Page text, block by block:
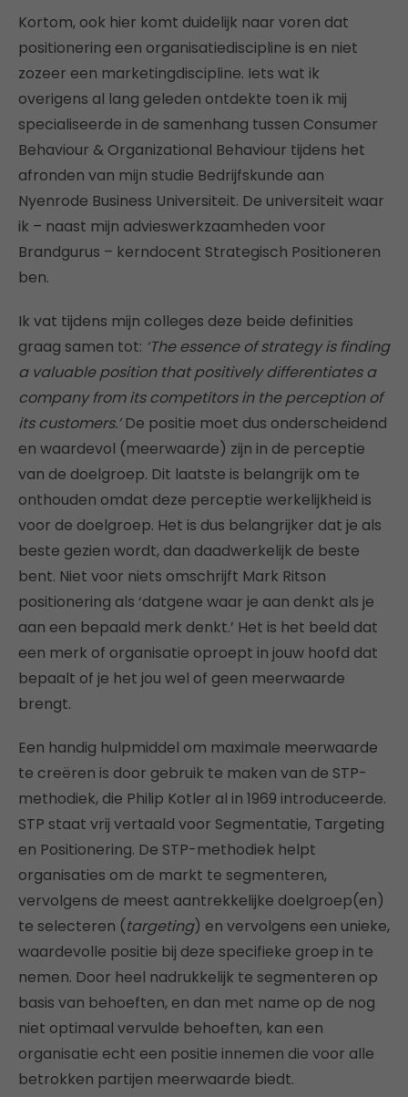
Kortom, ook hier komt duidelijk naar voren dat
positionering een organisatiediscipline is en niet
zozeer een marketingdiscipline. Iets wat ik
overigens al lang geleden ontdekte toen ik mij
specialiseerde in de samenhang tussen Consumer
Behaviour & Organizational Behaviour tijdens het
afronden van mijn studie Bedrijfskunde aan
Nyenrode Business Universiteit. De universiteit waar
ik – naast mijn advieswerkzaamheden voor
Brandgurus – kerndocent Strategisch Positioneren
ben.
Ik vat tijdens mijn colleges deze beide definities
graag samen tot: ‘The essence of strategy is finding
a valuable position that positively differentiates a
company from its competitors in the perception of
its customers.’De positie moet dus onderscheidend
en waardevol (meerwaarde) zijn in de perceptie
van de doelgroep. Dit laatste is belangrijk om te
onthouden omdat deze perceptie werkelijkheid is
voor de doelgroep. Het is dus belangrijker dat je als
beste gezien wordt, dan daadwerkelijk de beste
bent. Niet voor niets omschrijft Mark Ritson
positionering als ‘datgene waar je aan denkt als je
aan een bepaald merk denkt.’ Het is het beeld dat
een merk of organisatie oproept in jouw hoofd dat
bepaalt of je het jou wel of geen meerwaarde
brengt.
Een handig hulpmiddel om maximale meerwaarde
te creëren is door gebruik te maken van de STP-
methodiek, die Philip Kotler al in 1969 introduceerde.
STP staat vrij vertaald voor Segmentatie, Targeting
en Positionering. De STP-methodiek helpt
organisaties om de markt te segmenteren,
vervolgens de meest aantrekkelijke doelgroep(en)
te selecteren (targeting) en vervolgens een unieke,
waardevolle positie bij deze specifieke groep in te
nemen. Door heel nadrukkelijk te segmenteren op
basis van behoeften, en dan met name op de nog
niet optimaal vervulde behoeften, kan een
organisatie echt een positie innemen die voor alle
betrokken partijen meerwaarde biedt.